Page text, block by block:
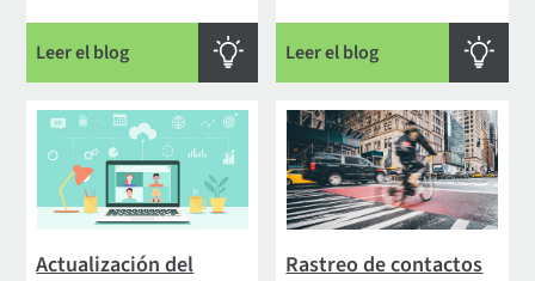
Leer el blog Leer el blog
Actualización del
Rastreo de contactos